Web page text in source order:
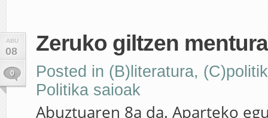
ABU
08
0
Zeruko giltzen
Posted in (B)literatura,
Politika saioak
Abuztuaren 8a da. Aparteko